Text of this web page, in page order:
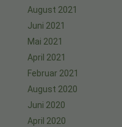
August 2021
Juni 2021
Mai 2021
April 2021
Februar 2021
August 2020
Juni 2020
April 2020